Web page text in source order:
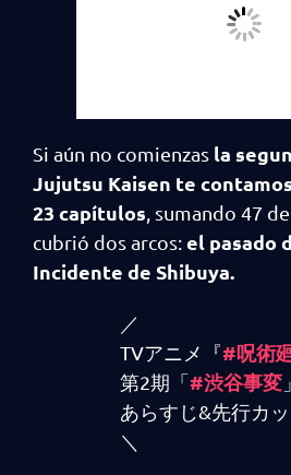
Si aún no comienzas la
Jujutsu Kaisen te
23 capítulos, sumando 47
cubrió dos arcos:el pasado
Incidente de Shibuya.
／
TVアニメ『#呪術
第2期「#渋谷事変
あらすじ&先行カ
＼